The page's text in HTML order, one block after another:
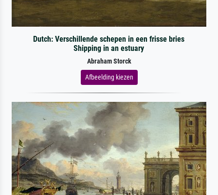
Dutch: Verschillende schepen in een frisse bries
Shipping in an estuary
Abraham Storck
Afbeelding kiezen